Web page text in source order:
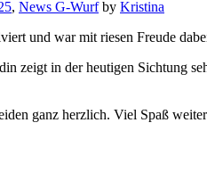
, News G-Wurf by Kristina
und war mit riesen Freude
zeigt in der heutigen Sichtung
ganz herzlich. Viel Spaß